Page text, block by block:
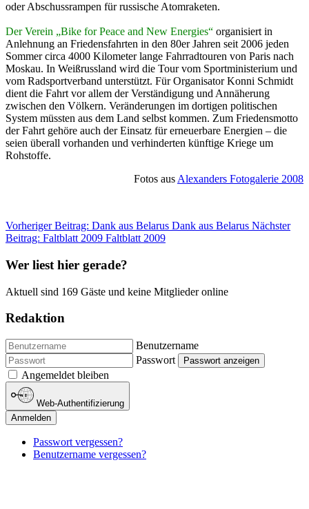
oder Abschussrampen für russische Atomraketen.
Der Verein „Bike for Peace and New Energies“ organisiert in
Anlehnung an Friedensfahrten in den 80er Jahren seit 2006 jeden
Sommer circa 4000 Kilometer lange Fahrradtouren von Paris nach
Moskau. In Weißrussland wird die Tour vom Sportministerium und
vom Radsportverband unterstützt. Für Organisator Konni Schmidt
dient die Fahrt vor allem der Verständigung und Annäherung
zwischen den Völkern. Veränderungen im dortigen politischen
System müssten aus dem Land selbst kommen. Zum Friedensmotto
der Fahrt gehöre auch der Einsatz für erneuerbare Energien – die
seien überall vorhanden und verhinderten künftige Kriege um
Rohstoffe.
Fotos aus Alexanders Fotogalerie 2008
Vorheriger Beitrag: Dank aus Belarus Dank aus Belarus Nächster
Beitrag: Faltblatt 2009 Faltblatt 2009
Wer liest hier gerade?
Aktuell sind 169 Gäste und keine Mitglieder online
Redaktion
Benutzername
Passwort
Passwort anzeigen
Angemeldet bleiben
Web-Authentifizierung
Anmelden
Passwort vergessen?
Benutzername vergessen?